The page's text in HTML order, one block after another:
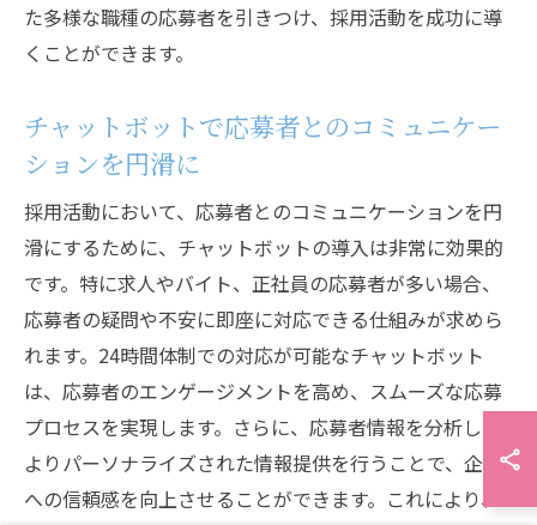
た多様な職種の応募者を引きつけ、採用活動を成功に導
くことができます。
チャットボットで応募者とのコミュニケー
ションを円滑に
採用活動において、応募者とのコミュニケーションを円
滑にするために、チャットボットの導入は非常に効果的
です。特に求人やバイト、正社員の応募者が多い場合、
応募者の疑問や不安に即座に対応できる仕組みが求めら
れます。24時間体制での対応が可能なチャットボット
は、応募者のエンゲージメントを高め、スムーズな応募
プロセスを実現します。さらに、応募者情報を分析し、
よりパーソナライズされた情報提供を行うことで、企業
への信頼感を向上させることができます。これにより、